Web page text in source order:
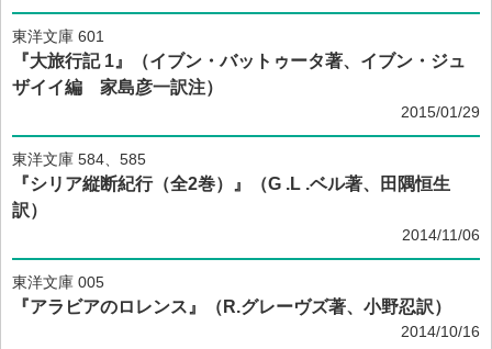
東洋文庫 601
『大旅行記 1』（イブン・バットゥータ著、イブン・ジュ
ザイイ編 家島彦一訳注）
2015/01/29
東洋文庫 584、585
『シリア縦断紀行（全2巻）』（G .L .ベル著、田隅恒生
訳）
2014/11/06
東洋文庫 005
『アラビアのロレンス』（R.グレーヴズ著、小野忍訳）
2014/10/16